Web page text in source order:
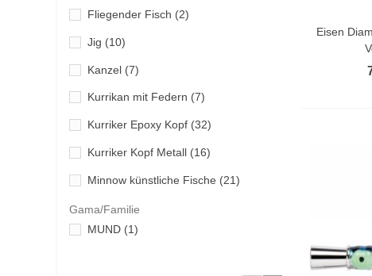
Fliegender Fisch (2)
Jig (10)
Kanzel (7)
Kurrikan mit Federn (7)
Kurriker Epoxy Kopf (32)
Kurriker Kopf Metall (16)
Minnow künstliche Fische (21)
Vibra(8)
Vinyl(17)
Gama/Familie
MUND (1)
Eisen